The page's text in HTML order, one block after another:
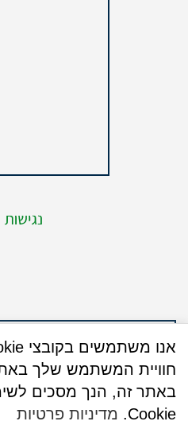
חוויית המשתמש שלך
באתר זה, הנך מסכים
Cookie.
מדיניות פרטיות